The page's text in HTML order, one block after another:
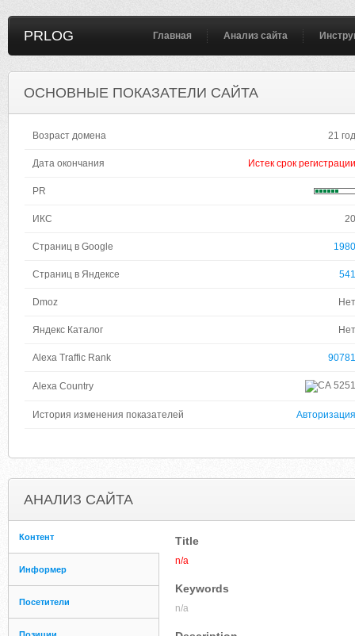
PRLOG Главная Анализ сайта
ОСНОВНЫЕ ПОКАЗАТЕЛИ САЙТА
Возраст домена 21 год
Дата окончания Истек срок регистрации
PR
ИКС 20
Страниц в Google 1980
Страниц в Яндексе 541
Dmoz Нет
Яндекс Каталог Нет
Alexa Traffic Rank 90781
Alexa Country 5251
История изменения показателей Авторизация
АНАЛИЗ САЙТА
Контент
Информер
Посетители
Title
n/a
Keywords
n/a